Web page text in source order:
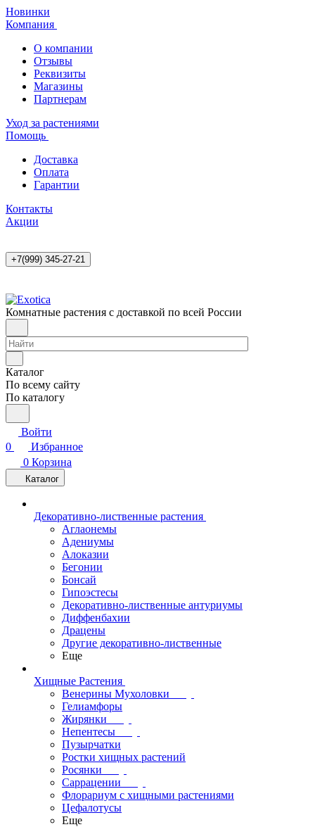
Новинки
Компания
О компании
Отзывы
Реквизиты
Магазины
Партнерам
Уход за растениями
Помощь
Доставка
Оплата
Гарантии
Контакты
Акции
+7(999) 345-27-21
Комнатные растения с доставкой по всей России
Каталог
По всему сайту
По каталогу
Войти
0
Избранное
0 Корзина
Каталог
Декоративно-лиственные растения
Аглаонемы
Адениумы
Алоказии
Бегонии
Бонсай
Гипоэстесы
Декоративно-лиственные антуриумы
Диффенбахии
Драцены
Другие декоративно-лиственные
Еще
Хищные Растения
Венерины Мухоловки
Гелиамфоры
Жирянки
Непентесы
Пузырчатки
Ростки хищных растений
Росянки
Саррацении
Флорариум с хищными растениями
Цефалотусы
Еще